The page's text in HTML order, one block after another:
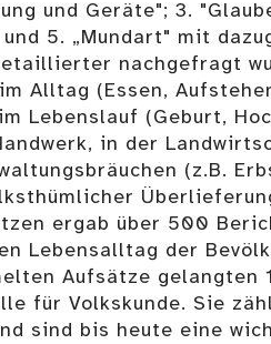
und Geräte"; 3.
5. „Mundart" mit
nachgefragt
Alltag (Essen,
Lebenslauf (Geburt,
in der
(z.B.
ergab über 500
Lebensalltag der
Aufsätze gelangten
für Volkskunde. Sie
sind bis heute eine